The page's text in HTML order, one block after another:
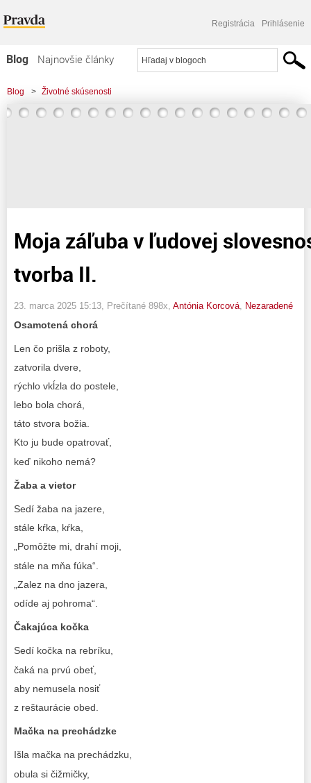
Registrácia Prihlásenie
Blog
Najnovšie články
Najčítanejšie články
Najkomentovanejšie články
Blog > Životné skúsenosti
> Moja záľuba v ľudovej slovesnosti a moja tvorba II.
Moja záľuba v ľudovej
tvorba II.
23. marca 2025 15:13 , Prečítané 898x, Antónia Korcová Nezaradené
Osamotená chorá
Len čo prišla z roboty,
zatvorila dvere,
rýchlo vkĺzla do postele,
lebo bola chorá,
táto stvora božia.
Kto ju bude opatrovať,
keď nikoho nemá?
Žaba a vietor
Sedí žaba na jazere,
stále kŕka, kŕka,
„Pomôžte mi, drahí moji,
stále na mňa fúka“.
„Zalez na dno jazera,
odíde aj pohroma“.
Čakajúca kočka
Sedí kočka na rebríku,
čaká na prvú obeť,
aby nemusela nosiť
z reštaurácie obed.
Mačka na prechádzke
Išla mačka na prechádzku,
obula si čižmičky,